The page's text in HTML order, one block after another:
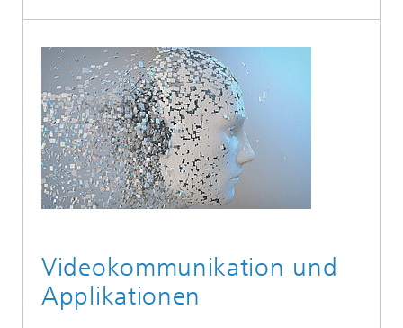
Kooperationen
Forschungsfabrik Mikroelektronik Deutschland (FMD)
Leistungszentrum Digitale Vernetzung
Geschichte des HHI
Biografie von Heinrich Hertz
90 Jahre HHI
Medizintechnik
Industrie
Sensorik
Sicherheit
Quantentechnologien
2021
2020
AUSZEICHNUNGEN
Videokommunikation und
Applikationen